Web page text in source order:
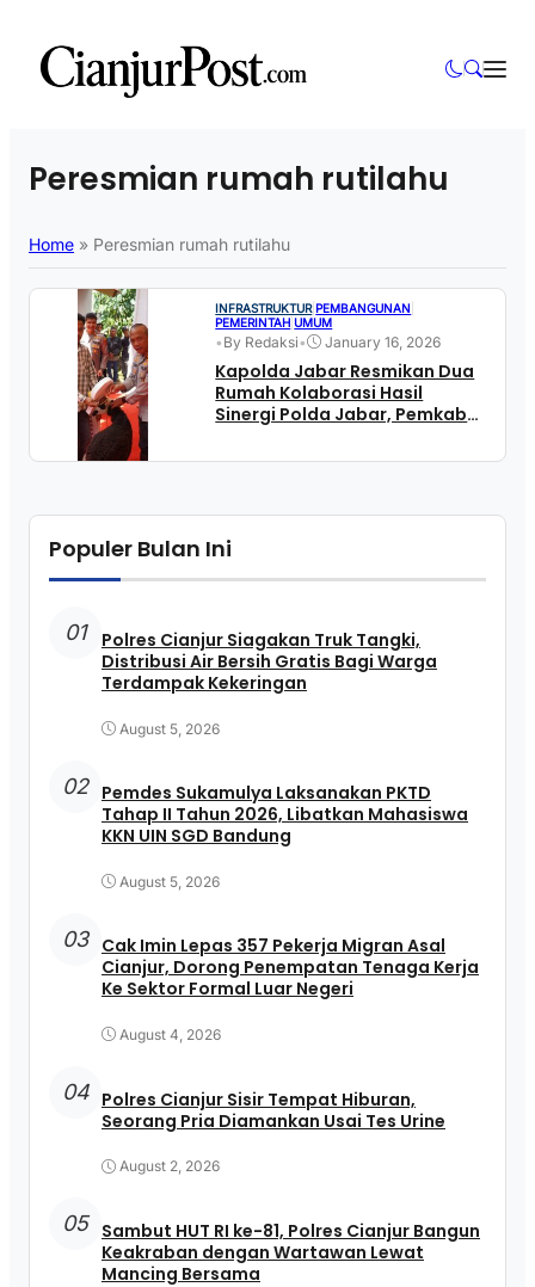
Peresmian rumah rutilahu
Home » Peresmian rumah rutilahu
INFRASTRUKTUR|PEMBANGUNAN
PEMERINTAH |UMUM
• By Redaksi• January 16, 2026
Kapolda Jabar Resmikan Dua
Rumah Kolaborasi Hasil
Sinergi Polda Jabar, Pemkab
Bagong Mogok
Populer Bulan Ini
01
Polres Cianjur Siagakan Truk Tangki,
Distribusi Air Bersih Gratis Bagi Warga
Terdampak Kekeringan
August 5, 2026
02 Pemdes Sukamulya Laksanakan PKTD
Tahap II Tahun 2026, Libatkan Mahasiswa
KKN UIN SGD Bandung
August 5, 2026
03 Cak Imin Lepas 357 Pekerja Migran Asal
Cianjur, Dorong Penempatan Tenaga Kerja
Ke Sektor Formal Luar Negeri
August 4, 2026
04 Polres Cianjur Sisir Tempat Hiburan,
Seorang Pria Diamankan Usai Tes Urine
August 2, 2026
05 Sambut HUT RI ke-81, Polres Cianjur Bangun
Keakraban dengan Wartawan Lewat
Mancing Bersama